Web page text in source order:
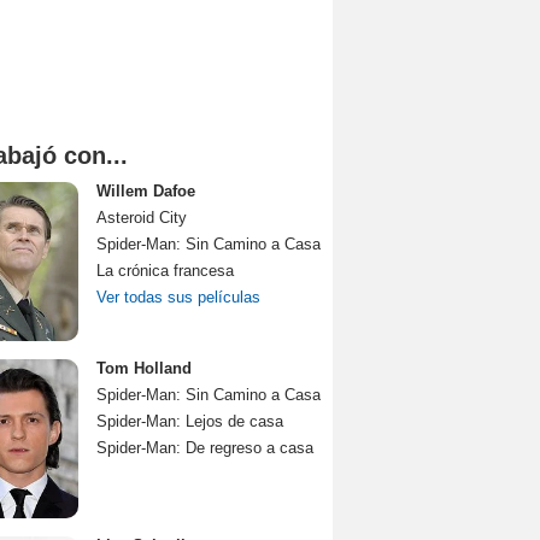
con...
Willem Dafoe
Asteroid City
Spider-Man: Sin Camino a Casa
La crónica francesa
Ver todas sus películas
Tom Holland
Spider-Man: Sin Camino a Casa
Spider-Man: Lejos de casa
Spider-Man: De regreso a casa